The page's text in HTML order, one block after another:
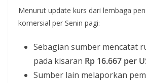
Menurut update kurs dari lembaga
komersial per Senin pagi:
Sebagian sumber mencatat
pada kisaran Rp 16.667 per
Sumber lain melaporkan